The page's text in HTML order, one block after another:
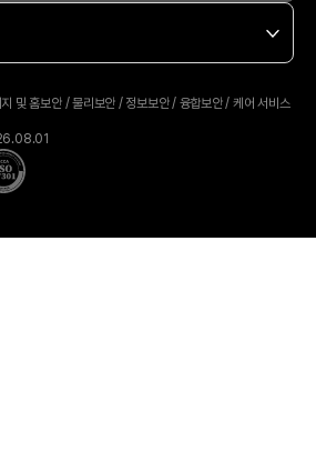
및 홈보안 / 물리보안 / 정보보안 / 융합보안 / 케어 서비스